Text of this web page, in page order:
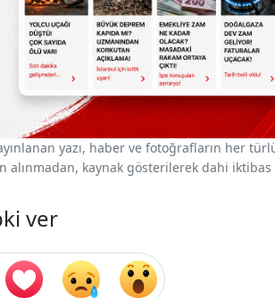
yazı, haber ve fotoğrafların her
alınmadan, kaynak gösterilerek dahi
ver